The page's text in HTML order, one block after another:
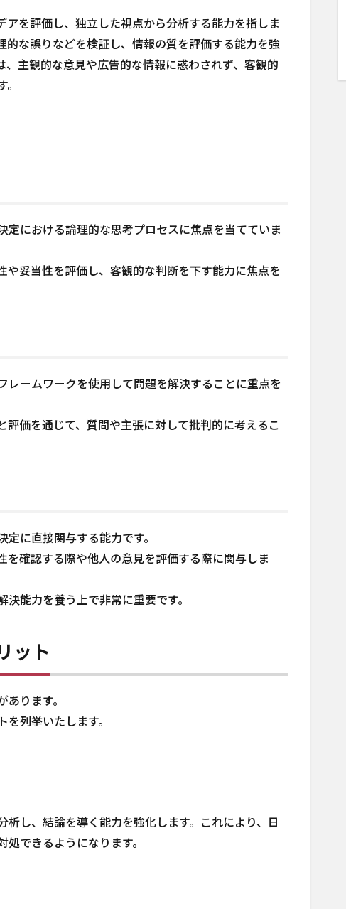
アを評価し、独立した視点から分析する能力を指しま
的な誤りなどを検証し、情報の質を評価する能力を強
主観的な意見や広告的な情報に惑わされず、客観的
定における論理的な思考プロセスに焦点を当てていま
や妥当性を評価し、客観的な判断を下す能力に焦点を
レームワークを使用して問題を解決することに重点を
価を通じて、質問や主張に対して批判的に考えるこ
に直接関与する能力です。
を確認する際や他人の意見を評価する際に関与しま
能力を養う上で非常に重要です。
ット
ります。
列挙いたします。
析し、結論を導く能力を強化します。これにより、日
できるようになります。